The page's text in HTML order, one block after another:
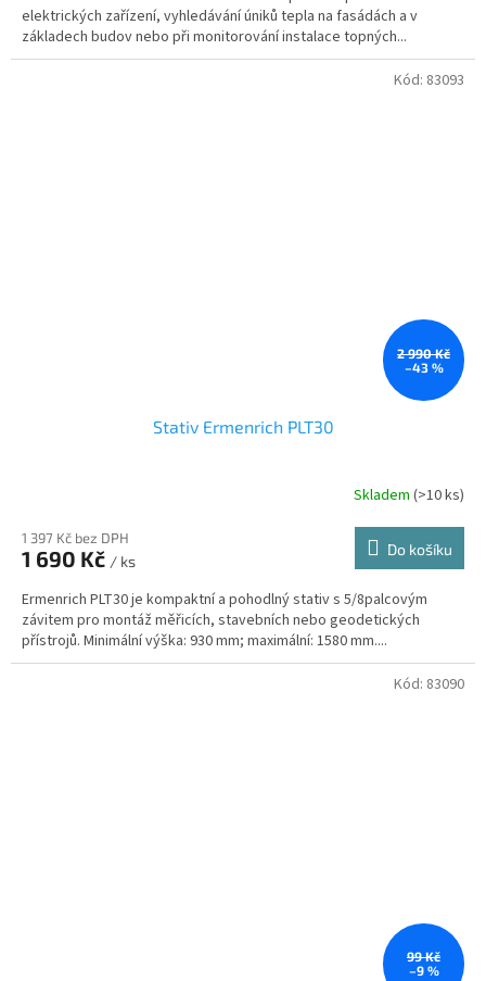
elektrických zařízení, vyhledávání úniků tepla na fasádách a v
základech budov nebo při monitorování instalace topných...
2 990 Kč
–43 %
Stativ Ermenrich PLT30
Skladem (>10 ks)
1 397 Kč bez DPH
1 690 Kč / ks
Do košíku
Ermenrich PLT30 je kompaktní a pohodlný stativ s 5/8palcovým
závitem pro montáž měřicích, stavebních nebo geodetických
přístrojů. Minimální výška: 930 mm; maximální: 1580 mm....
Kód: 83093
99 Kč
–9 %
Kód: 83090